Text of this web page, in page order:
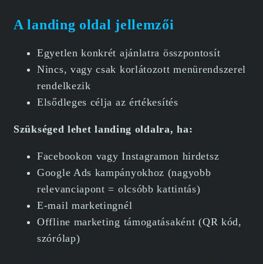
A landing oldal jellemzői
Egyetlen konkrét ajánlatra összpontosít
Nincs, vagy csak korlátozott menürendszerel
rendelkezik
Elsődleges célja az értékesítés
Szükséged lehet landing oldalra, ha:
Facebookon vagy Instagramon hirdetsz
Google Ads kampányokhoz (nagyobb
relevanciapont = olcsóbb kattintás)
E-mail marketingnél
Offline marketing támogatásaként (QR kód,
szórólap)